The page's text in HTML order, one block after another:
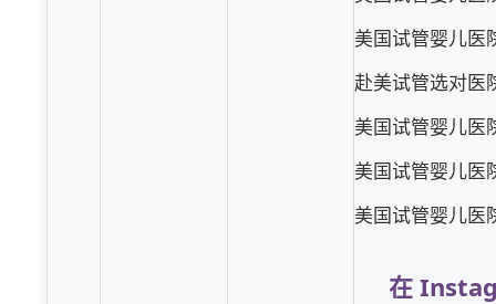
美国试管婴儿医
赴美试管选对医
美国试管婴儿医
美国试管婴儿医
美国试管婴儿医
在